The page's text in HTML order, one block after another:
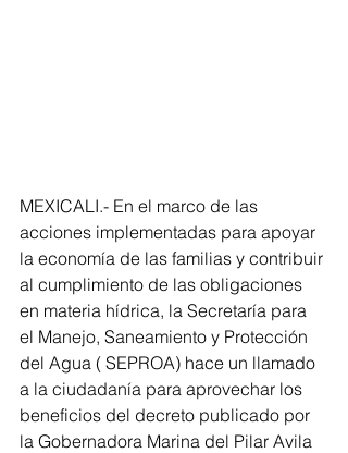
MEXICALI.- En el marco de las
acciones implementadas para apoyar
la economía de las familias y contribuir
al cumplimiento de las obligaciones
en materia hídrica, la Secretaría para
el Manejo, Saneamiento y Protección
del Agua ( SEPROA) hace un llamado
a la ciudadanía para aprovechar los
beneficios del decreto publicado por
la Gobernadora Marina del Pilar Avila